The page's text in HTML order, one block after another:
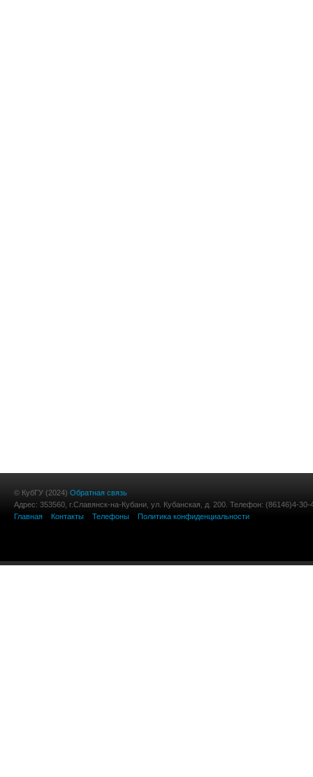
© КубГУ (2024) Обратная связь
Адрес: 353560, г.Славянск-на-Кубани, ул. Кубанская, д. 200. Телефон: (86146)4-30-
Главная
Контакты Телефоны Политика конфиденциальности